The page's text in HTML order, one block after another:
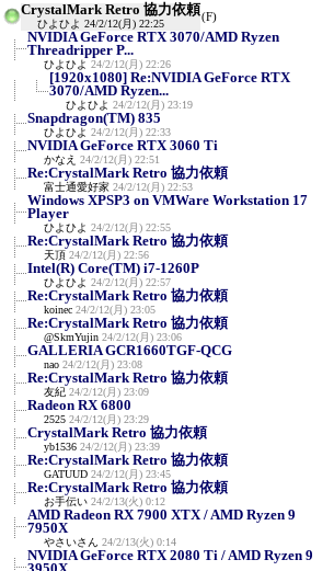
CrystalMark Retro 協力依頼
ひよひよ 24/2/12(月) 22:25
(F)
NVIDIA GeForce RTX 3070/AMD Ryzen
Threadripper P...
ひよひよ 24/2/12(月) 22:26
[1920x1080] Re:NVIDIA GeForce RTX
3070/AMD Ryzen...
ひよひよ 24/2/12(月) 23:19
Snapdragon(TM) 835
ひよひよ 24/2/12(月) 22:33
NVIDIA GeForce RTX 3060 Ti
かなえ 24/2/12(月) 22:51
Re:CrystalMark Retro 協力依頼
富士通愛好家 24/2/12(月) 22:53
Windows XPSP3 on VMWare Workstation 17
Player
ひよひよ 24/2/12(月) 22:55
Re:CrystalMark Retro 協力依頼
天頂 24/2/12(月) 22:56
Intel(R) Core(TM) i7-1260P
ひよひよ 24/2/12(月) 22:57
Re:CrystalMark Retro 協力依頼
koinec 24/2/12(月) 23:05
Re:CrystalMark Retro 協力依頼
@SkmYujin 24/2/12(月) 23:06
GALLERIA GCR1660TGF-QCG
nao 24/2/12(月) 23:08
Re:CrystalMark Retro 協力依頼
友紀 24/2/12(月) 23:09
Radeon RX 6800
2525 24/2/12(月) 23:29
CrystalMark Retro 協力依頼
yb1536 24/2/12(月) 23:39
Re:CrystalMark Retro 協力依頼
GATUUD 24/2/12(月) 23:45
Re:CrystalMark Retro 協力依頼
お手伝い 24/2/13(火) 0:12
AMD Radeon RX 7900 XTX / AMD Ryzen 9
7950X
やさいさん 24/2/13(火) 0:14
NVIDIA GeForce RTX 2080 Ti / AMD Ryzen 9